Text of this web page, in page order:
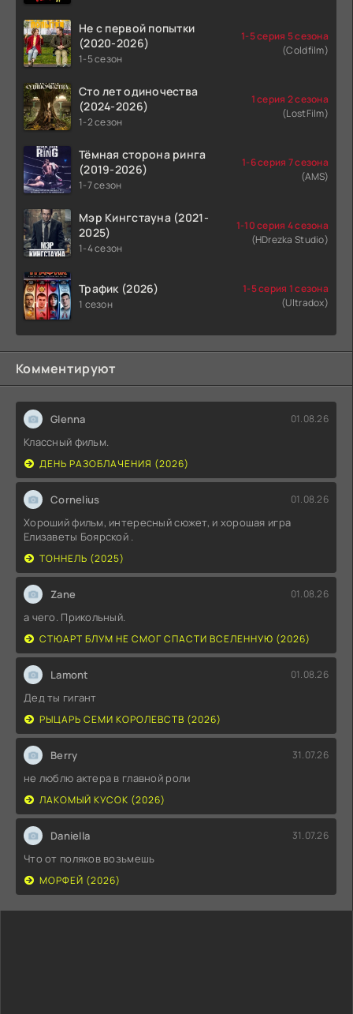
Не с первой попытки
(2020-2026)
1-5 сезон
1-5 серия 5 сезона
(Coldfilm)
Сто лет одиночества
(2024-2026)
1-2 сезон
1 серия 2 сезона
(LostFilm)
Тёмная сторона ринга
(2019-2026)
1-7 сезон
1-6 серия 7 сезона
(AMS)
Мэр Кингстауна (2021-
2025)
1-4 сезон
1-10 серия 4 сезона
(HDrezka Studio)
Трафик (2026)
1 сезон
1-5 серия 1 сезона
(Ultradox)
Комментируют
Glenna 01.08.26
Классный фильм.
ДЕНЬ РАЗОБЛАЧЕНИЯ (2026)
Cornelius 01.08.26
Хороший фильм, интересный сюжет, и хорошая игра
Елизаветы Боярской .
ТОННЕЛЬ (2025)
Zane 01.08.26
а чего. Прикольный.
СТЮАРТ БЛУМ НЕ СМОГ СПАСТИ ВСЕЛЕННУЮ (2026)
Lamont 01.08.26
Дед ты гигант
РЫЦАРЬ СЕМИ КОРОЛЕВСТВ (2026)
Berry 31.07.26
не люблю актера в главной роли
ЛАКОМЫЙ КУСОК (2026)
Daniella 31.07.26
Что от поляков возьмешь
МОРФЕЙ (2026)